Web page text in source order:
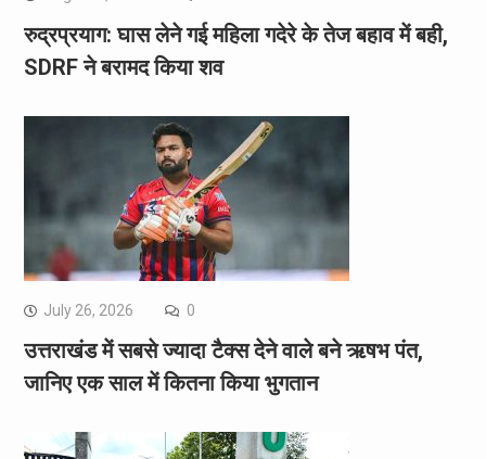
रुद्रप्रयाग: घास लेने गई महिला गदेरे के तेज बहाव में बही,
SDRF ने बरामद किया शव
July 26, 2026 0
उत्तराखंड में सबसे ज्यादा टैक्स देने वाले बने ऋषभ पंत,
जानिए एक साल में कितना किया भुगतान